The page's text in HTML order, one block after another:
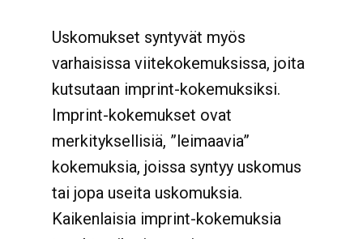
Uskomukset syntyvät myös
varhaisissa viitekokemuksissa, joita
kutsutaan imprint-kokemuksiksi.
Imprint-kokemukset ovat
merkityksellisiä, ”leimaavia”
kokemuksia, joissa syntyy uskomus
tai jopa useita uskomuksia.
Kaikenlaisia imprint-kokemuksia